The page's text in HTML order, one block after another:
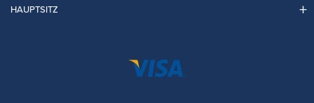
HAUPTSITZ